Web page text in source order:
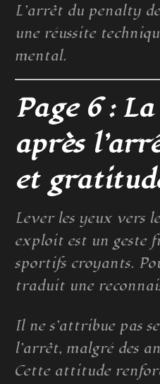
L’arrêt du penalty
une réussite
mental.
Page 6 :
après
et
Lever les yeux vers
exploit est un geste
sportifs croyants.
traduit une
Il ne s’attribue pas
l’arrêt, malgré des
Cette attitude